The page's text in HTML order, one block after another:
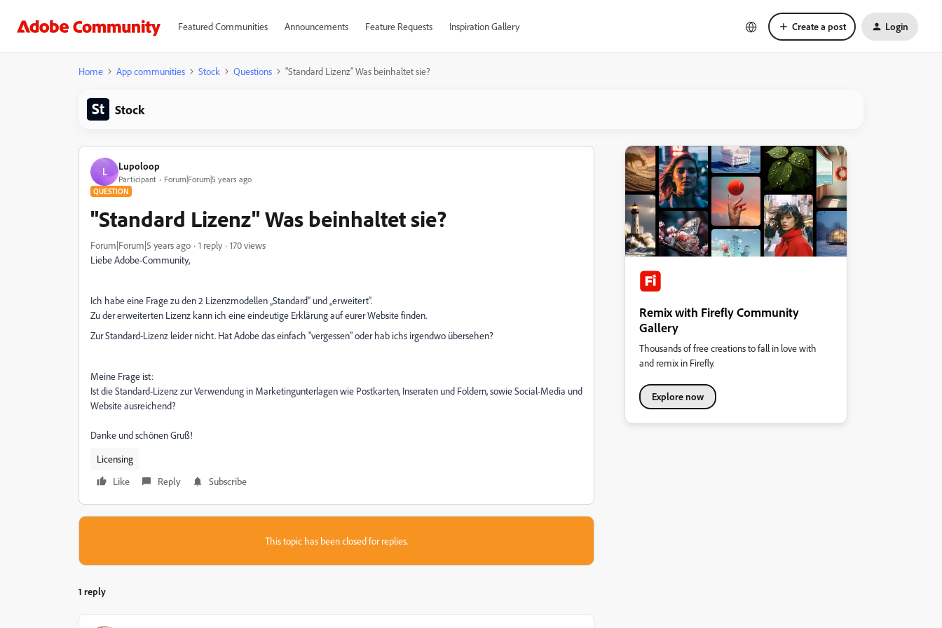
Featured Communities Announcements Feature Requests Inspiration Gallery Create a post Login
Home App communities Stock Questions "Standard Lizenz" Was beinhaltet sie?
Stock
L Lupoloop
Participant Forum|Forum|5 years ago
QUESTION
"Standard Lizenz" Was beinhaltet sie?
Forum|Forum|5 years ago 1 reply
170 views
Liebe Adobe-Community,
Ich habe eine Frage zu den 2 Lizenzmodellen „Standard“ und „erweitert“.
Zu der erweiterten Lizenz kann ich eine eindeutige Erklärung auf eurer Website finden.
Zur Standard-Lizenz leider nicht. Hat Adobe das einfach "vergessen" oder hab ichs irgendwo übersehen?
Meine Frage ist:
Ist die Standard-Lizenz zur Verwendung in Marketingunterlagen wie Postkarten, Inseraten und Foldern, sowie Social-Media und
Website ausreichend?
Danke und schönen Gruß!
Licensing
Like
Reply Subscribe
This topic has been closed for replies.
1 reply
Remix with Firefly Community
Gallery
Thousands of free creations to fall in love with
and remix in Firefly.
Explore now